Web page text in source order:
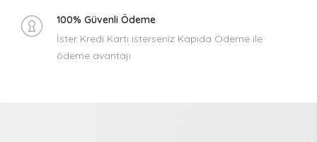
100% Güvenli Ödeme
İster Kredi Kartı isterseniz Kapıda Ödeme ile
ödeme avantajı